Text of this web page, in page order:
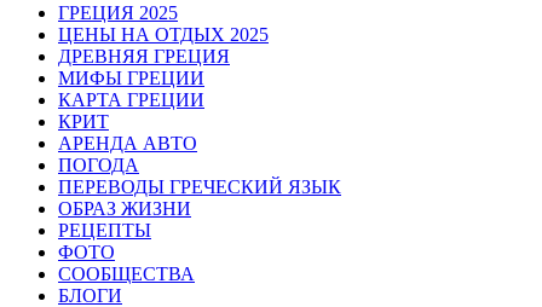
ГРЕЦИЯ 2025
ЦЕНЫ НА ОТДЫХ 2025
ДРЕВНЯЯ ГРЕЦИЯ
МИФЫ ГРЕЦИИ
КАРТА ГРЕЦИИ
КРИТ
АРЕНДА АВТО
ПОГОДА
ПЕРЕВОДЫ ГРЕЧЕСКИЙ ЯЗЫК
ОБРАЗ ЖИЗНИ
РЕЦЕПТЫ
ФОТО
СООБЩЕСТВА
БЛОГИ